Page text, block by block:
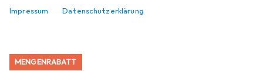
Impressum Datenschutzerklärung
Produktliste
MENGENRABATT